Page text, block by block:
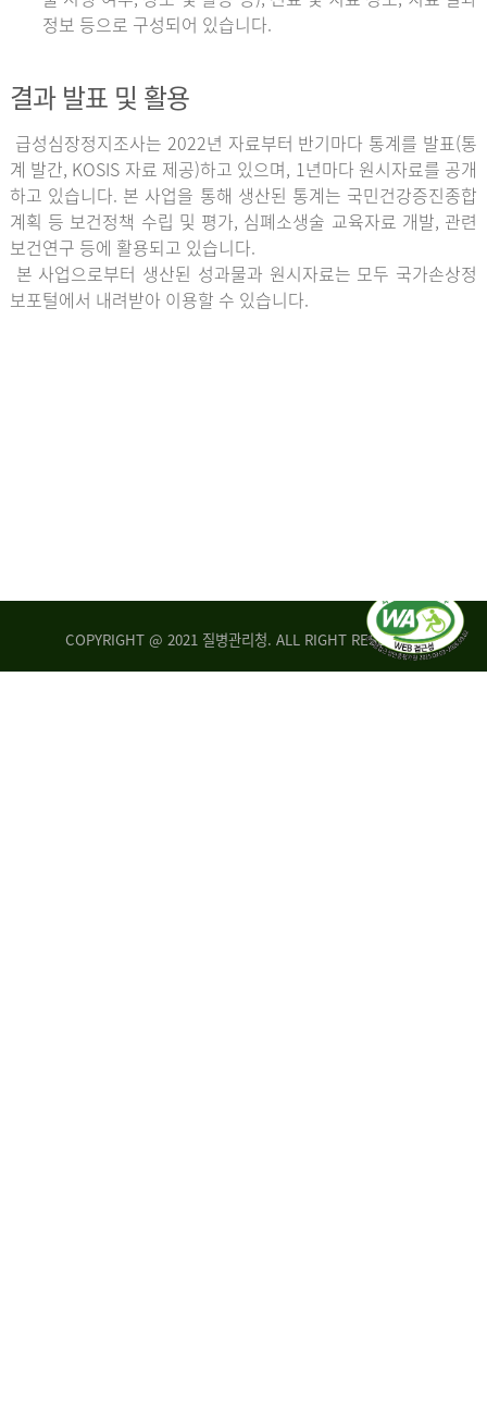
정보 등으로 구성되어 있습니다.
결과 발표 및 활용
급성심장정지조사는 2022년 자료부터 반기마다 통계를 발표(통
계 발간, KOSIS 자료 제공)하고 있으며, 1년마다 원시자료를 공개
하고 있습니다. 본 사업을 통해 생산된 통계는 국민건강증진종합
계획 등 보건정책 수립 및 평가, 심폐소생술 교육자료 개발, 관련
보건연구 등에 활용되고 있습니다.
본 사업으로부터 생산된 성과물과 원시자료는 모두 국가손상정
보포털에서 내려받아 이용할 수 있습니다.
COPYRIGHT @ 2021 질병관리청. ALL RIGHT RESERVED